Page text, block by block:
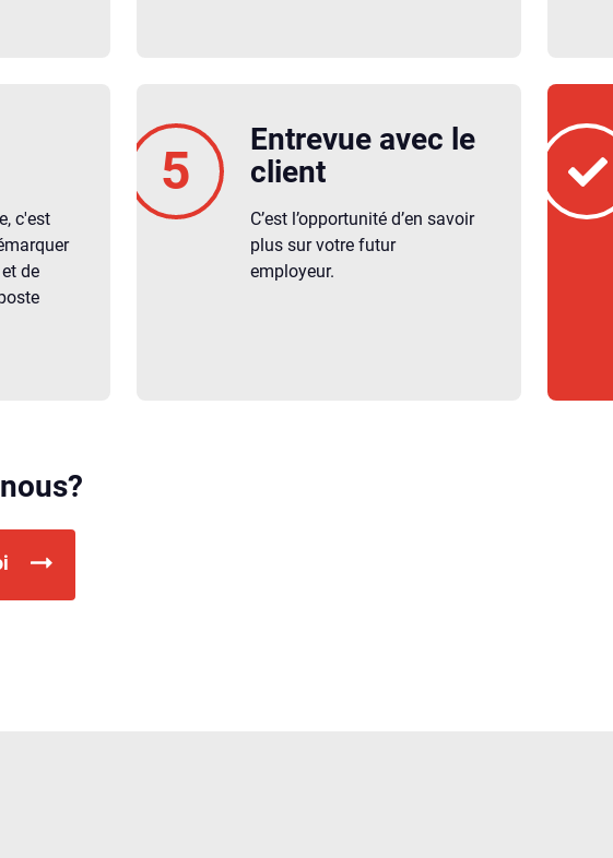
c'est
de
Entrevue avec le
client
C’est l’opportunité d’en savoir
plus sur votre futur
employeur.